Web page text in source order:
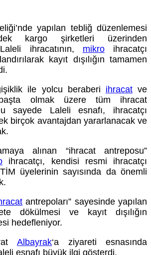
Videoyu
Oynat
yapılan tebliğ düzenlemesi
kargo şirketleri üzerinden
ihracatının, mikroihracatçı
kayıt dışılığın tamamen
ile yolcu beraberi ihracatve
olmak üzere tüm ihracat
sayede Laleli esnafı, ihracatçı
birçok avantajdan yararlanacak ve
alınan “ihracat antreposu”
ihracatçı, kendisi resmi ihracatçı
üyelerinin sayısında da önemli
antrepoları” sayesinde yapılan
dökülmesi ve kayıt dışılığın
hedefleniyor.
Albayrak‘a ziyareti esnasında
esnafı büyük ilgi gösterdi.